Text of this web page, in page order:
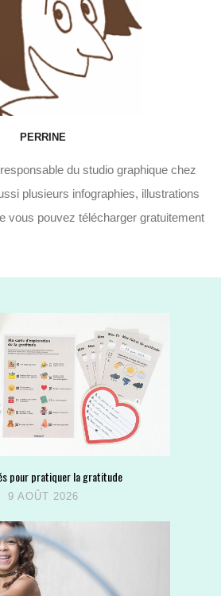
PERRINE
du studio graphique chez
plusieurs infographies, illustrations
vous pouvez télécharger gratuitement
pour pratiquer la gratitude
9 AOÛT 2026